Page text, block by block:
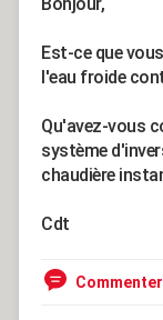
Est-ce que
l'eau froide
Qu'avez-vous
système
chaudière
Cdt
Commenter